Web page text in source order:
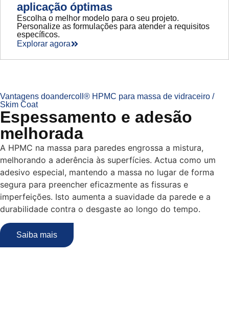
aplicação óptimas
Escolha o melhor modelo para o seu projeto.
Personalize as formulações para atender a requisitos
específicos.
Explorar agora
Vantagens doandercoll® HPMC para massa de vidraceiro /
Skim Coat
Espessamento e adesão
melhorada
A HPMC na massa para paredes engrossa a mistura,
melhorando a aderência às superfícies. Actua como um
adesivo especial, mantendo a massa no lugar de forma
segura para preencher eficazmente as fissuras e
imperfeições. Isto aumenta a suavidade da parede e a
durabilidade contra o desgaste ao longo do tempo.
Saiba mais